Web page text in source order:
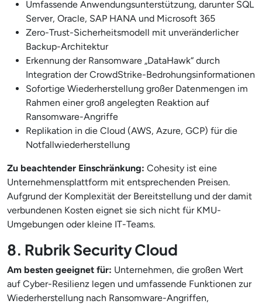
Umfassende Anwendungsunterstützung, darunter SQL
Server, Oracle, SAP HANA und Microsoft 365
Zero-Trust-Sicherheitsmodell mit unveränderlicher
Backup-Architektur
Erkennung der Ransomware „DataHawk“ durch
Integration der CrowdStrike-Bedrohungsinformationen
Sofortige Wiederherstellung großer Datenmengen im
Rahmen einer groß angelegten Reaktion auf
Ransomware-Angriffe
Replikation in die Cloud (AWS, Azure, GCP) für die
Notfallwiederherstellung
Zu beachtender Einschränkung: Cohesity ist eine
Unternehmensplattform mit entsprechenden Preisen.
Aufgrund der Komplexität der Bereitstellung und der damit
verbundenen Kosten eignet sie sich nicht für KMU-
Umgebungen oder kleine IT-Teams.
8. Rubrik Security Cloud
Am besten geeignet für: Unternehmen, die großen Wert
auf Cyber-Resilienz legen und umfassende Funktionen zur
Wiederherstellung nach Ransomware-Angriffen,